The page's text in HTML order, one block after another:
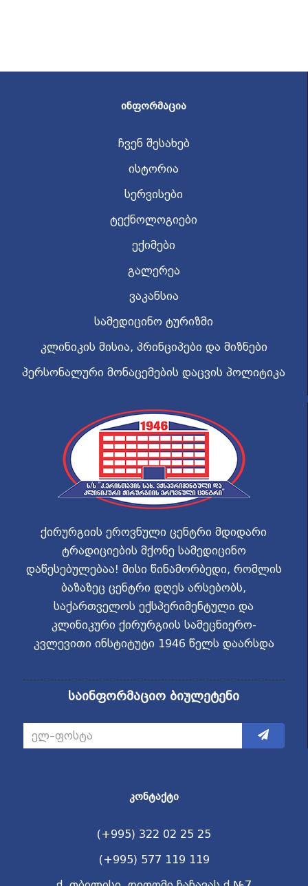
ᲘᲜᲤᲝᲠᲛᲐᲪᲘᲐ
ჩვენ შესახებ
ისტორია
სერვისები
ტექნოლოგიები
ექიმები
გალერეა
ვაკანსია
სამედიცინო ტურიზმი
კლინიკის მისია, პრინციპები და მიზნები
პერსონალური მონაცემების დაცვის პოლიტიკა
ქირურგიის ეროვნული ცენტრი მდიდარი
ტრადიციების მქონე სამედიცინო
დაწესებულებაა! მისი წინამორბედი, რომლის
ბაზაზეც ცენტრი დღეს არსებობს,
საქართველოს ექსპერიმენტული და
კლინიკური ქირურგიის სამეცნიერო-
კვლევითი ინსტიტუტი 1946 წელს დაარსდა
საინფორმაციო ბიულეტენი
ᲙᲝᲜᲢᲐᲥᲢᲘ
(+995) 322 02 25 25
(+995) 577 119 119